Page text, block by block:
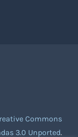
Commons
3.0 Unported.